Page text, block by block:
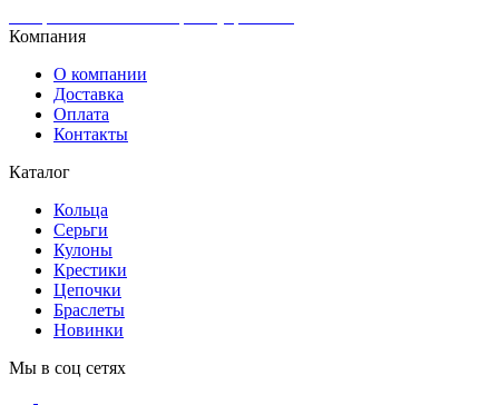
Компания
О компании
Доставка
Оплата
Контакты
Каталог
Кольца
Серьги
Кулоны
Крестики
Цепочки
Браслеты
Новинки
Мы в соц сетях